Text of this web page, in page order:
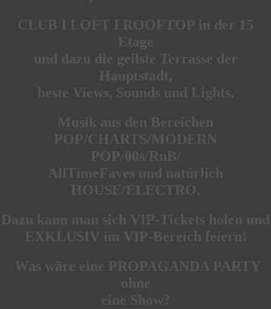
CLUB I LOFT I ROOFTOP in der 15
Etage
und dazu die geilste Terrasse der
Hauptstadt,
beste Views, Sounds und Lights.
Musik aus den Bereichen
POP/CHARTS/MODERN
POP/00s/RnB/
AllTimeFaves und natürlich
HOUSE/ELECTRO.
Dazu kann man sich VIP-Tickets holen und
EXKLUSIV im VIP-Bereich feiern!
Was wäre eine PROPAGANDA PARTY
ohne
eine Show?